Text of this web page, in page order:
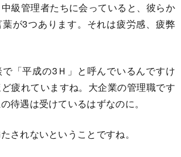
級管理者たちに会っていると、彼らか
が3つあります。それは疲労感、疲弊
「平成の3Ｈ」と呼んでいるんですけ
疲れていますね。大企業の管理職です
待遇は受けているはずなのに。
れないということですね。